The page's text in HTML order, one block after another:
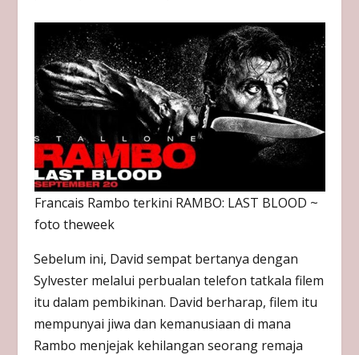
Francais Rambo terkini RAMBO: LAST BLOOD ~
foto theweek
Sebelum ini, David sempat bertanya dengan
Sylvester melalui perbualan telefon tatkala filem
itu dalam pembikinan. David berharap, filem itu
mempunyai jiwa dan kemanusiaan di mana
Rambo menjejak kehilangan seorang remaja